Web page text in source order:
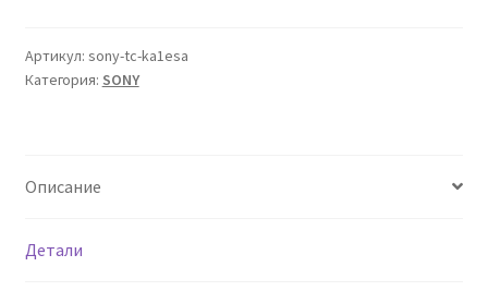
SONY
TC-
языке
Артикул: sony-tc-ka1esa
Категория: SONY
Описание
Детали